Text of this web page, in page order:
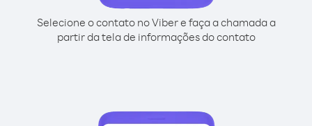
Selecione o contato no Viber e faça a chamada a
partir da tela de informações do contato